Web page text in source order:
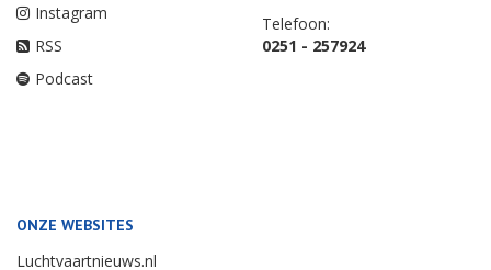
Instagram
RSS
Podcast
Telefoon:
0251 - 257924
ONZE WEBSITES
Luchtvaartnieuws.nl